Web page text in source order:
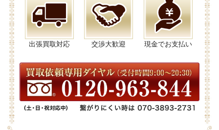
出張買取対応 交渉大歓迎 現金でお支払い